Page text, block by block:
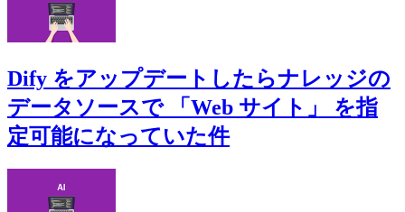
Dify をアップデートしたらナレッジの
データソースで 「Web サイト」 を指
定可能になっていた件